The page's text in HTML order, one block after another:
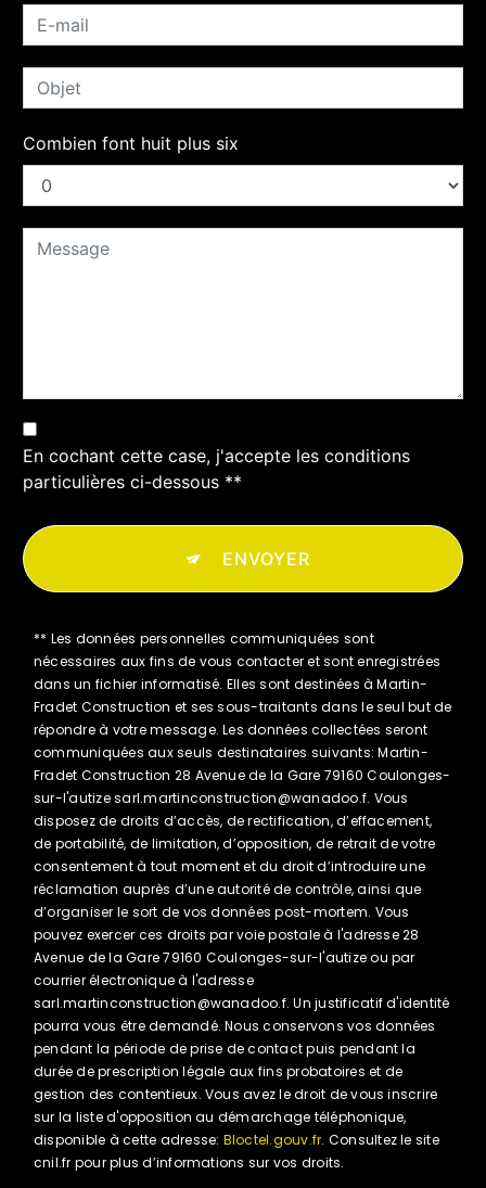
Combien font huit plus six
En cochant cette case, j'accepte les conditions
particulières ci-dessous **
ENVOYER
** Les données personnelles communiquées sont
nécessaires aux fins de vous contacter et sont enregistrées
dans un fichier informatisé. Elles sont destinées à Martin-
Fradet Construction et ses sous-traitants dans le seul but de
répondre à votre message. Les données collectées seront
communiquées aux seuls destinataires suivants: Martin-
Fradet Construction 28 Avenue de la Gare 79160 Coulonges-
sur-l'autize sarl.martinconstruction@wanadoo.f. Vous
disposez de droits d’accès, de rectification, d’effacement,
de portabilité, de limitation, d’opposition, de retrait de votre
consentement à tout moment et du droit d’introduire une
réclamation auprès d’une autorité de contrôle, ainsi que
d’organiser le sort de vos données post-mortem. Vous
pouvez exercer ces droits par voie postale à l'adresse 28
Avenue de la Gare 79160 Coulonges-sur-l'autize ou par
courrier électronique à l'adresse
sarl.martinconstruction@wanadoo.f. Un justificatif d'identité
pourra vous être demandé. Nous conservons vos données
pendant la période de prise de contact puis pendant la
durée de prescription légale aux fins probatoires et de
gestion des contentieux. Vous avez le droit de vous inscrire
sur la liste d'opposition au démarchage téléphonique,
disponible à cette adresse: Bloctel.gouv.fr. Consultez le site
cnil.fr pour plus d’informations sur vos droits.